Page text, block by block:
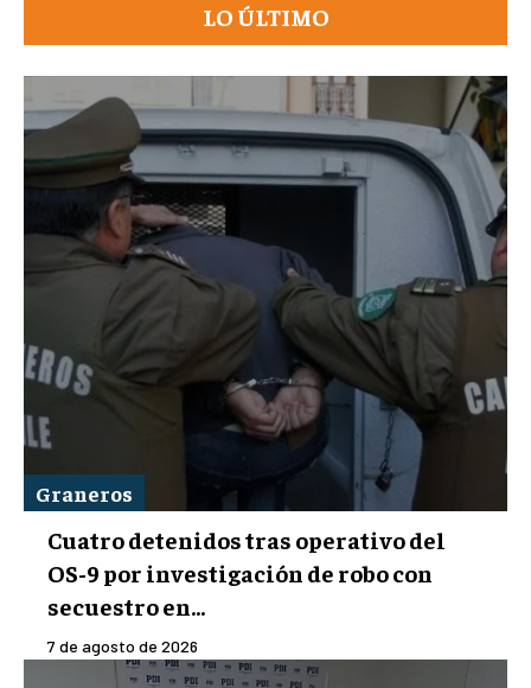
LO ÚLTIMO
Graneros
Cuatro detenidos tras operativo del
OS-9 por investigación de robo con
secuestro en...
7 de agosto de 2026